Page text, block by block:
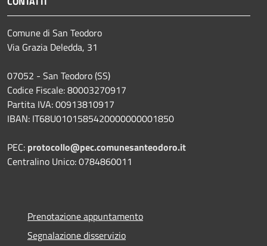
Comune di San Teodoro
Via Grazia Deledda, 31
07052 - San Teodoro (SS)
Codice Fiscale: 80003270917
Partita IVA: 00913810917
IBAN: IT68U0101585420000000001850
PEC: protocollo@pec.comunesanteodoro.it
Centralino Unico: 0784860011
Prenotazione appuntamento
Segnalazione disservizio